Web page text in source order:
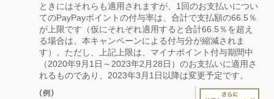
ときにはそれらも適用されますが、1回のお支払いについ
てのPayPayポイントの付与率は、合計で支払額の66.5％
が上限です（仮にそれぞれ適用すると合計66.5％を超え
る場合は、本キャンペーンによる付与分が縮減されま
す）。ただし、上記上限は、マイナポイント付与期間中
（2020年9月1日～2023年2月28日）のお支払いに適用さ
れるものであり、2023年3月1日以降は変更予定です。